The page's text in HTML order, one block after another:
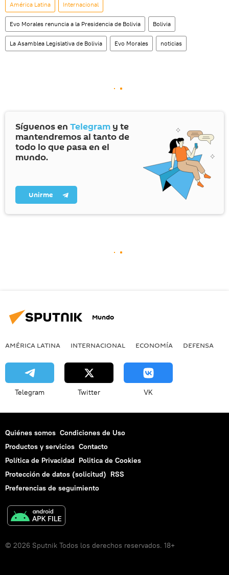
América Latina Internacional
Evo Morales renuncia a la Presidencia de Bolivia Bolivia
La Asamblea Legislativa de Bolivia Evo Morales noticias
Síguenos en Telegram y te
mantendremos al tanto de
todo lo que pasa en el
mundo.
Unirme
Mundo
AMÉRICA LATINA INTERNACIONAL ECONOMÍA DEFENSA
Telegram Twitter VK
Quiénes somos Condiciones de Uso
Productos y servicios Contacto
Política de Privacidad Politica de Cookies
Protección de datos (solicitud) RSS
Preferencias de seguimiento
© 2026 Sputnik Todos los derechos reservados. 18+